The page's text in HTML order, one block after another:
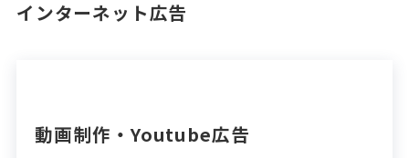
インターネット広告
動画制作・Youtube広告